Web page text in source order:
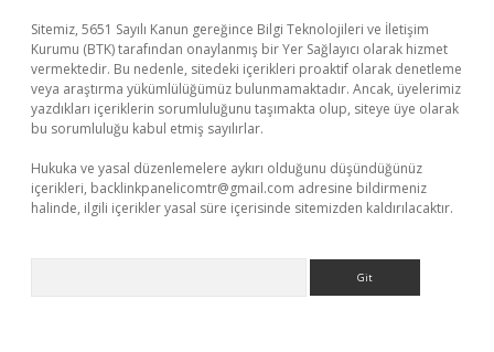
Sitemiz, 5651 Sayılı Kanun gereğince Bilgi Teknolojileri ve İletişim
Kurumu (BTK) tarafından onaylanmış bir Yer Sağlayıcı olarak hizmet
vermektedir. Bu nedenle, sitedeki içerikleri proaktif olarak denetleme
veya araştırma yükümlülüğümüz bulunmamaktadır. Ancak, üyelerimiz
yazdıkları içeriklerin sorumluluğunu taşımakta olup, siteye üye olarak
bu sorumluluğu kabul etmiş sayılırlar.
Hukuka ve yasal düzenlemelere aykırı olduğunu düşündüğünüz
içerikleri, backlinkpanelicomtr@gmail.com adresine bildirmeniz
halinde, ilgili içerikler yasal süre içerisinde sitemizden kaldırılacaktır.